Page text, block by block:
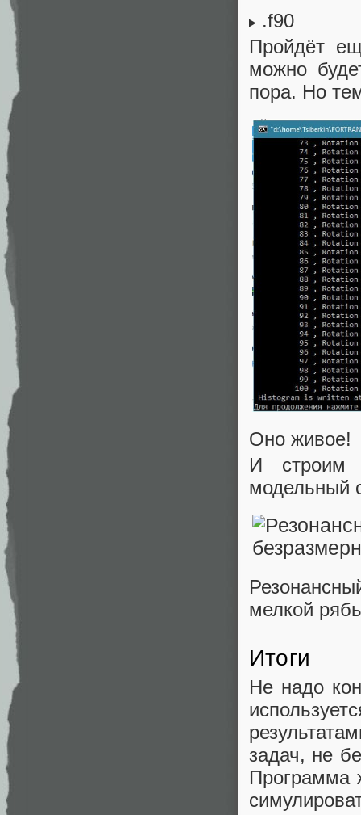
.f90
Пройдёт
можно
пора. Но
Оно живое!
И строим
модельный
мелкой
Итоги
Не надо
задач, не
Программа